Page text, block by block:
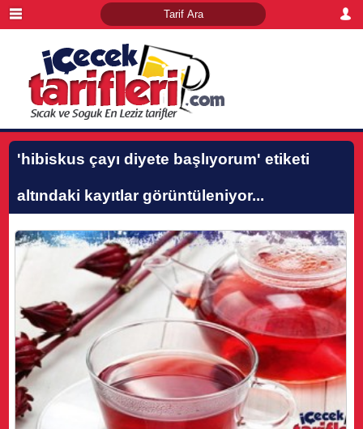
'hibiskus çayı diyete başlıyorum' etiketi
altındaki kayıtlar görüntüleniyor...